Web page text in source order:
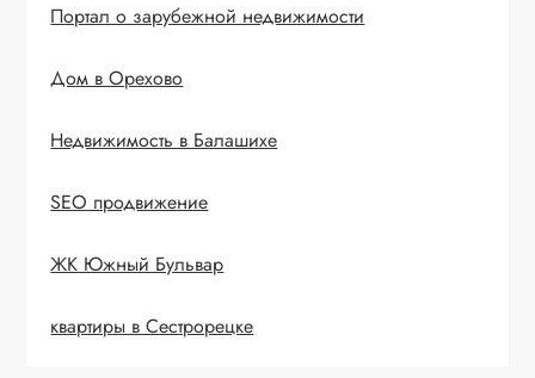
а
ц
и
я
п
о
Портал о зарубежной недвижимости
Дом в Орехово
Недвижимость в Балашихе
SEO продвижение
ЖК Южный Бульвар
квартиры в Сестрорецке